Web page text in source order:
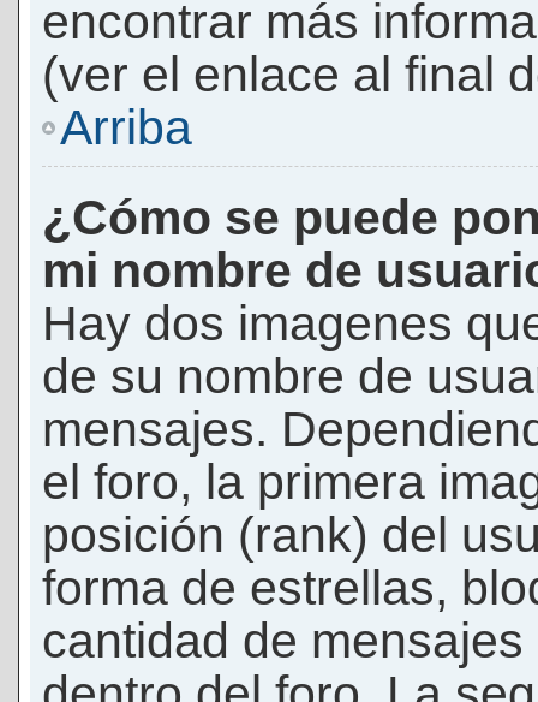
encontrar más
(ver el enlace al final
Arriba
¿Cómo se puede
mi nombre de
Hay dos imagenes
de su nombre de
mensajes.
el foro, la primera
posición (rank) del
forma de estrellas,
cantidad de